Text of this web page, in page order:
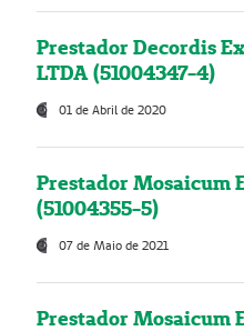
Prestador Decordis
LTDA (51004347-4)
01 de Abril de 2020
Prestador Mosaicum
(51004355-5)
07 de Maio de 2021
Prestador Mosaicum